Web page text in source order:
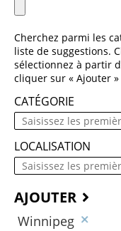
Cherchez parmi les
liste de suggestions.
sélectionnez à partir
cliquer sur « Ajouter
CATÉGORIE
LOCALISATION
AJOUTER
Winnipeg